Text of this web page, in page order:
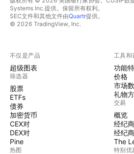
Systems Inc.提供。保留所有权利。
SEC文件和其他文件由Quartr提供。
© 2026 TradingView, Inc.
不仅是产品
超级图表
筛选器
股票
ETFs
债券
加密货币
CEX对
DEX对
Pine
热图
工具和
功能
价格
市场
礼物
交易
概览
经纪商
经纪
The
特别优